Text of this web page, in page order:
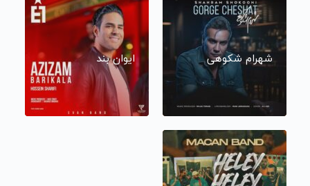
شهرام شکوهی ایوان بند